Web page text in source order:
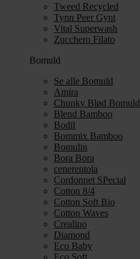
Tweed Recycled
Tynn Peer Gynt
Vital Superwash
Zucchero Filato
Bomuld
Se alle Bomuld
Amira
Chunky Blød Bomuld
Blend Bamboo
Bodil
Bommix Bamboo
Bomulin
Bora Bora
cenerentola
Cordonnet SPecial
Cotton 8/4
Cotton Soft Bio
Cotton Waves
Crealino
Diamond
Eco Baby
Eco Soft